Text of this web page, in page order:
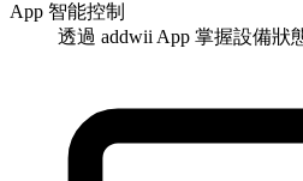
App 智能控制
透過 addwii App 掌握設備狀